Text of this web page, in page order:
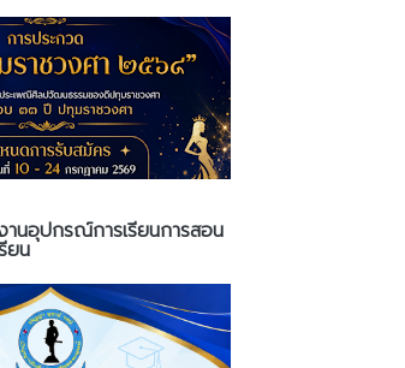
านอุปกรณ์การเรียนการสอน
ยน